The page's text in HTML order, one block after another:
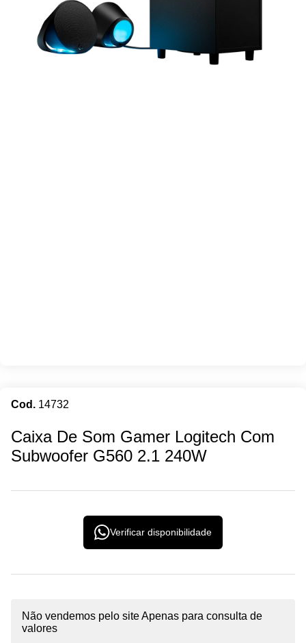
Cod. 14732
Caixa De Som Gamer Logitech Com
Subwoofer G560 2.1 240W
Verificar disponibilidade
Não vendemos pelo site Apenas para consulta de
valores